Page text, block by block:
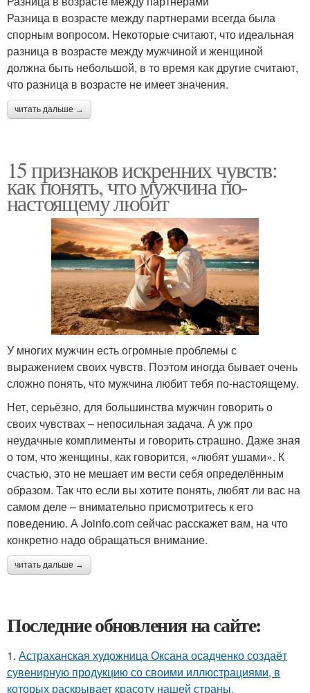
Разница в возрасте между партнерами всегда была
спорным вопросом. Некоторые считают, что идеальная
разница в возрасте между мужчиной и женщиной
должна быть небольшой, в то время как другие считают,
что разница в возрасте не имеет значения.
читать дальше →
15 признаков искренних чувств:
как понять, что мужчина по-
настоящему любит
У многих мужчин есть огромные проблемы с
выражением своих чувств. Поэтом иногда бывает очень
сложно понять, что мужчина любит тебя по-настоящему.
Нет, серьёзно, для большинства мужчин говорить о
своих чувствах – непосильная задача. А уж про
неудачные комплименты и говорить страшно. Даже зная
о том, что женщины, как говорится, «любят ушами». К
счастью, это не мешает им вести себя определённым
образом. Так что если вы хотите понять, любят ли вас на
самом деле – внимательно присмотритесь к его
поведению. А Joinfo.com сейчас расскажет вам, на что
конкретно надо обращаться внимание.
читать дальше →
Последние обновления на сайте:
1. Астраханская художница Оксана осадченко создаёт
сувенирную продукцию со своими иллюстрациями, в
которых раскрывает красоту нашей страны.